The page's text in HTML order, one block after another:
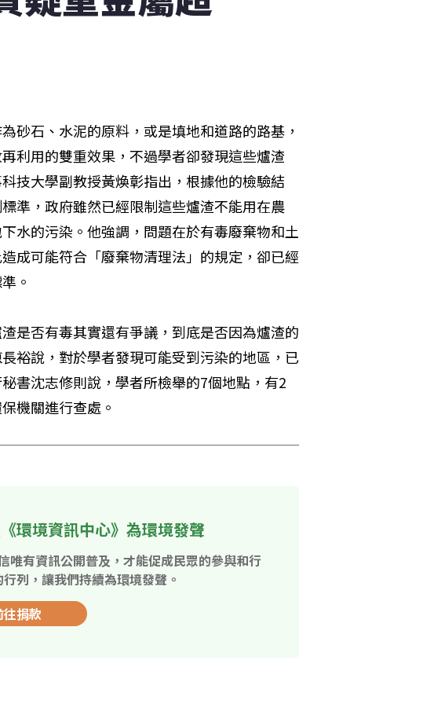
砂石、水泥的原料，或是填地和道路的路基，
利用的雙重效果，不過學者卻發現這些爐渣
技大學副教授黃煥彰指出，根據他的檢驗結
準，政府雖然已經限制這些爐渣不能用在農
水的污染。他強調，問題在於有毒廢棄物和土
成可能符合「廢棄物清理法」的規定，卻已經
。
是否有毒其實還有爭議，到底是否因為爐渣的
裕說，對於學者發現可能受到污染的地區，已
書沈志修則說，學者所檢舉的7個地點，有2
機關進行查處。
環境資訊中心》為環境發聲
唯有資訊公開普及，才能促成民眾的參與和行
列，讓我們持續為環境發聲。
往捐款